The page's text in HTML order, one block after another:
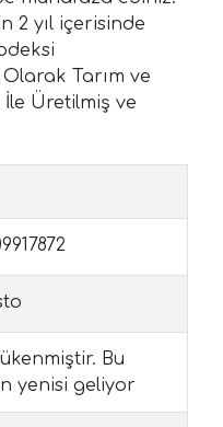
2 yıl içerisinde
Tarım ve
İle Üretilmiş ve
Bu
yenisi geliyor